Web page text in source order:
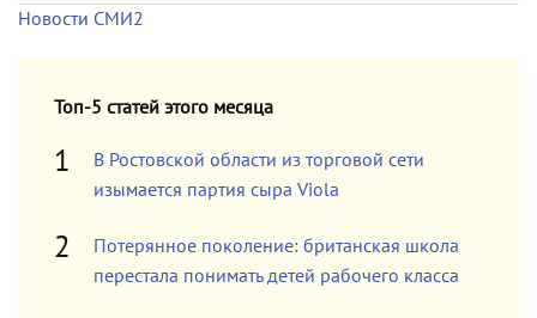
Новости СМИ2
Топ-5 статей этого месяца
В Ростовской области из торговой сети
изымается партия сыра Viola
Потерянное поколение: британская школа
перестала понимать детей рабочего класса